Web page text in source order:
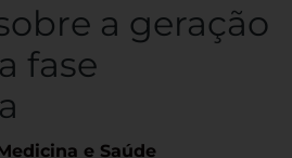
a geração
fase
e Saúde